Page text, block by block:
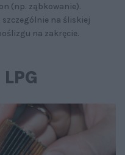
(np. ząbkowanie).
na śliskiej
na zakręcie.